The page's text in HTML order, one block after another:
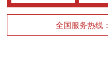
全国服务热线：